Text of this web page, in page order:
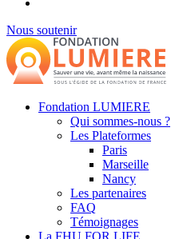
Nous soutenir
Fondation LUMIERE
Qui sommes-nous ?
Les Plateformes
Paris
Marseille
Nancy
Les partenaires
FAQ
Témoignages
La FHU FOR LIFE